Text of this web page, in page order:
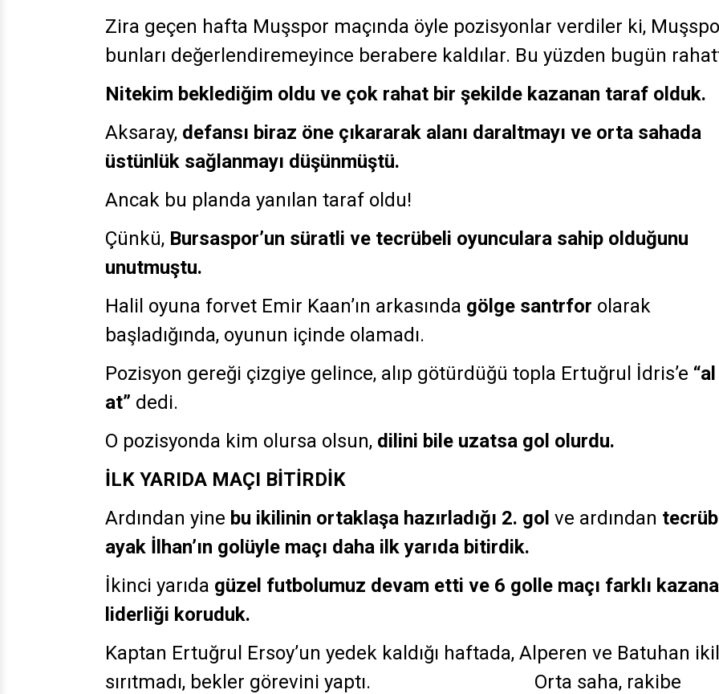
Zira geçen hafta Muşspor maçında öyle pozisyonlar verdiler ki,
bunları değerlendiremeyince berabere kaldılar. Bu yüzden bugün
Nitekim beklediğim oldu ve çok rahat bir şekilde kazanan taraf olduk.
Aksaray, defansı biraz öne çıkararak alanı daraltmayı ve orta sahada
üstünlük sağlanmayı düşünmüştü.
Ancak bu planda yanılan taraf oldu!
Çünkü, Bursaspor’un süratli ve tecrübeli oyunculara sahip olduğunu
unutmuştu.
Halil oyuna forvet Emir Kaan’ın arkasında gölge santrfor olarak
başladığında, oyunun içinde olamadı.
Pozisyon gereği çizgiye gelince, alıp götürdüğü topla Ertuğrul İdris’e
at” dedi.
O pozisyonda kim olursa olsun, dilini bile uzatsa gol olurdu.
İLK YARIDA MAÇI BİTİRDİK
Ardından yine bu ikilinin ortaklaşa hazırladığı 2. gol ve ardından
ayak İlhan’ın golüyle maçı daha ilk yarıda bitirdik.
İkinci yarıda güzel futbolumuz devam etti ve 6 golle maçı farklı
liderliği koruduk.
Kaptan Ertuğrul Ersoy’un yedek kaldığı haftada, Alperen ve Batuhan
sırıtmadı, bekler görevini yaptı. Orta saha, rakibe